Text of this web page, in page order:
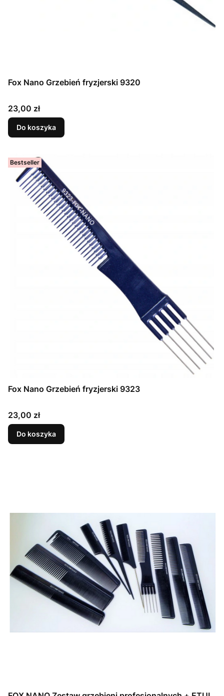
Fox Nano Grzebień fryzjerski 9320
Cena
23,00 zł
Do koszyka
Bestseller
Fox Nano Grzebień fryzjerski 9323
Cena
23,00 zł
Do koszyka